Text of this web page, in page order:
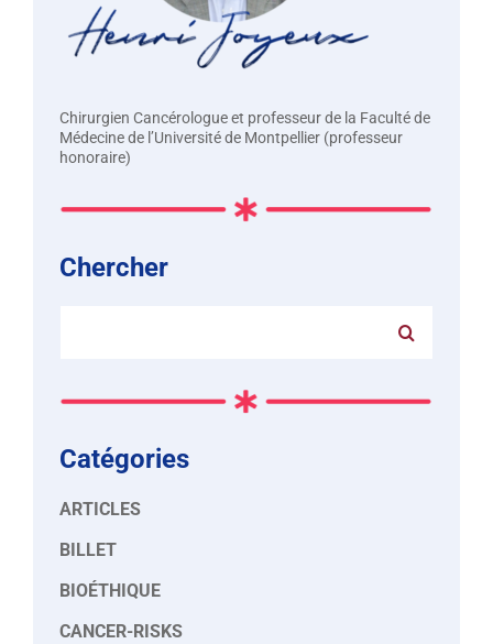
Chirurgien Cancérologue et professeur de la Faculté de
Médecine de l’Université de Montpellier (professeur
honoraire)
Chercher
Catégories
ARTICLES
BILLET
BIOÉTHIQUE
CANCER-RISKS